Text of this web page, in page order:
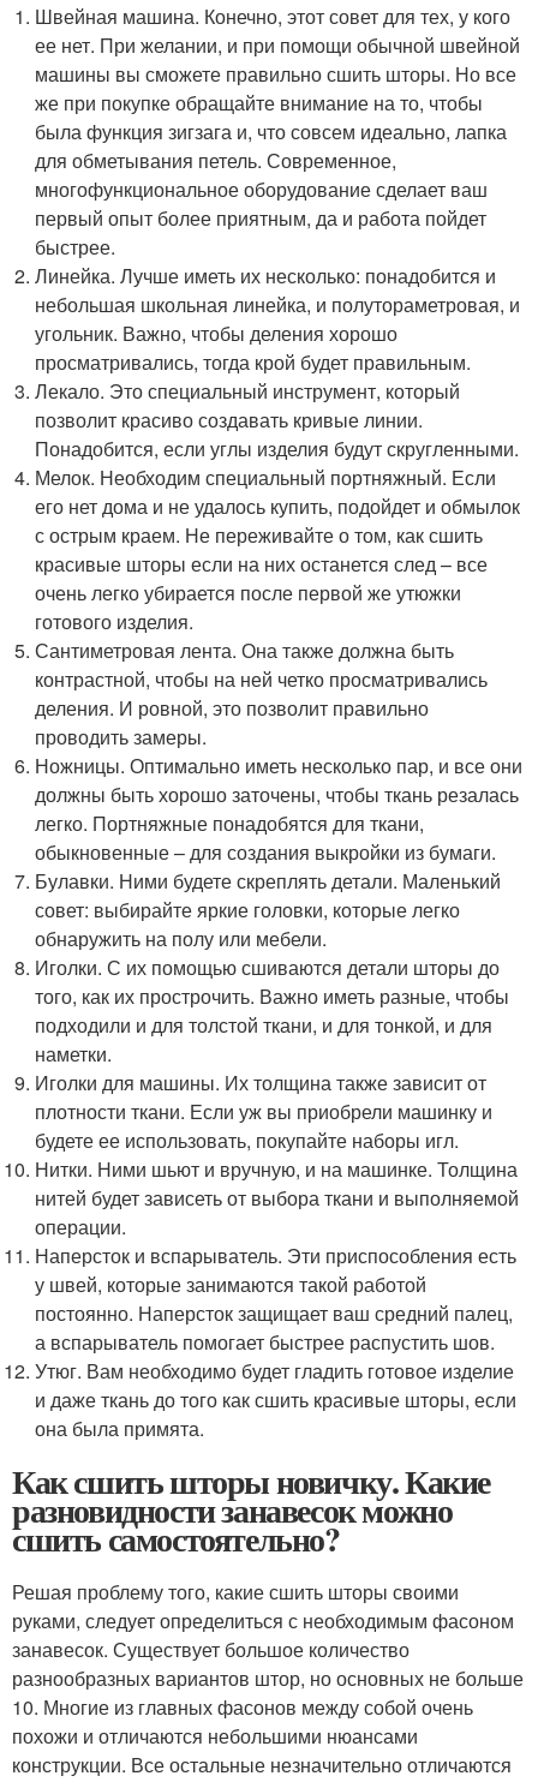
Швейная машина. Конечно, этот совет для тех, у кого
ее нет. При желании, и при помощи обычной швейной
машины вы сможете правильно сшить шторы. Но все
же при покупке обращайте внимание на то, чтобы
была функция зигзага и, что совсем идеально, лапка
для обметывания петель. Современное,
многофункциональное оборудование сделает ваш
первый опыт более приятным, да и работа пойдет
быстрее.
Линейка. Лучше иметь их несколько: понадобится и
небольшая школьная линейка, и полутораметровая, и
угольник. Важно, чтобы деления хорошо
просматривались, тогда крой будет правильным.
Лекало. Это специальный инструмент, который
позволит красиво создавать кривые линии.
Понадобится, если углы изделия будут скругленными.
Мелок. Необходим специальный портняжный. Если
его нет дома и не удалось купить, подойдет и обмылок
с острым краем. Не переживайте о том, как сшить
красивые шторы если на них останется след – все
очень легко убирается после первой же утюжки
готового изделия.
Сантиметровая лента. Она также должна быть
контрастной, чтобы на ней четко просматривались
деления. И ровной, это позволит правильно
проводить замеры.
Ножницы. Оптимально иметь несколько пар, и все они
должны быть хорошо заточены, чтобы ткань резалась
легко. Портняжные понадобятся для ткани,
обыкновенные – для создания выкройки из бумаги.
Булавки. Ними будете скреплять детали. Маленький
совет: выбирайте яркие головки, которые легко
обнаружить на полу или мебели.
Иголки. С их помощью сшиваются детали шторы до
того, как их прострочить. Важно иметь разные, чтобы
подходили и для толстой ткани, и для тонкой, и для
наметки.
Иголки для машины. Их толщина также зависит от
плотности ткани. Если уж вы приобрели машинку и
будете ее использовать, покупайте наборы игл.
Нитки. Ними шьют и вручную, и на машинке. Толщина
нитей будет зависеть от выбора ткани и выполняемой
операции.
Наперсток и вспарыватель. Эти приспособления есть
у швей, которые занимаются такой работой
постоянно. Наперсток защищает ваш средний палец,
а вспарыватель помогает быстрее распустить шов.
Утюг. Вам необходимо будет гладить готовое изделие
и даже ткань до того как сшить красивые шторы, если
она была примята.
Как сшить шторы новичку. Какие
разновидности занавесок можно
сшить самостоятельно?
Решая проблему того, какие сшить шторы своими
руками, следует определиться с необходимым фасоном
занавесок. Существует большое количество
разнообразных вариантов штор, но основных не больше
10. Многие из главных фасонов между собой очень
похожи и отличаются небольшими нюансами
конструкции. Все остальные незначительно отличаются